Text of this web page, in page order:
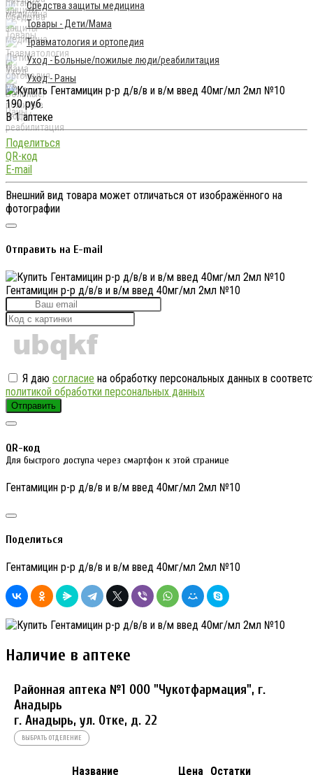
Средства защиты медицина
Товары - Дети/Мама
Травматология и ортопедия
Уход - Больные/пожилые люди/реабилитация
Уход - Раны
190 руб.
В 1 аптеке
Поделиться
QR-код
E-mail
Внешний вид товара может отличаться от изображённого на
фотографии
Отправить на E-mail
Гентамицин р-р д/в/в и в/м введ 40мг/мл 2мл №10
Я даю согласие на обработку персональных данных в
политикой обработки персональных данных
Отправить
QR-код
Для быстрого доступа через смартфон к этой странице
Гентамицин р-р д/в/в и в/м введ 40мг/мл 2мл №10
Поделиться
Гентамицин р-р д/в/в и в/м введ 40мг/мл 2мл №10
Наличие в аптеке
Районная аптека №1 ООО "Чукотфармация", г.
Анадырь
г. Анадырь, ул. Отке, д. 22
ВЫБРАТЬ ОТДЕЛЕНИЕ
Название Цена Остатки